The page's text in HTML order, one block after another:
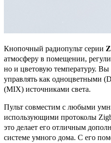
Кнопочный радиопульт серии
атмосферу в помещении,
но и цветовую температуру. Вы
управлять как одноцветными
(MIX) источниками света.
Пульт совместим с любыми
использующими протоколы
это делает его отличным
системе умного дома. С его